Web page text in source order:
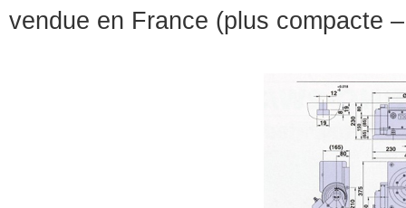
vendue en France (plus compacte